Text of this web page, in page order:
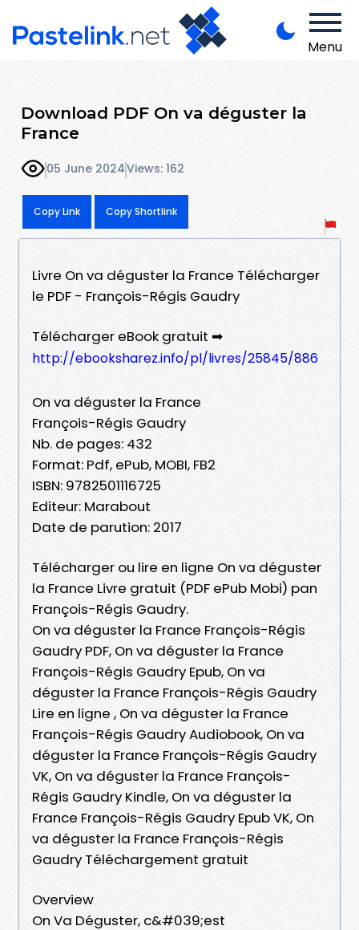
Menu
Download PDF On va déguster la
France
05 June 2024Views: 162
Copy Link Copy Shortlink
Livre On va déguster la France Télécharger
le PDF - François-Régis Gaudry
Télécharger eBook gratuit ➡
http://ebooksharez.info/pl/livres/25845/886
On va déguster la France
François-Régis Gaudry
Nb. de pages: 432
Format: Pdf, ePub, MOBI, FB2
ISBN: 9782501116725
Editeur: Marabout
Date de parution: 2017
Télécharger ou lire en ligne On va déguster
la France Livre gratuit (PDF ePub Mobi) pan
François-Régis Gaudry.
On va déguster la France François-Régis
Gaudry PDF, On va déguster la France
François-Régis Gaudry Epub, On va
déguster la France François-Régis Gaudry
Lire en ligne , On va déguster la France
François-Régis Gaudry Audiobook, On va
déguster la France François-Régis Gaudry
VK, On va déguster la France François-
Régis Gaudry Kindle, On va déguster la
France François-Régis Gaudry Epub VK, On
va déguster la France François-Régis
Gaudry Téléchargement gratuit
Overview
On Va Déguster, c&#039;est